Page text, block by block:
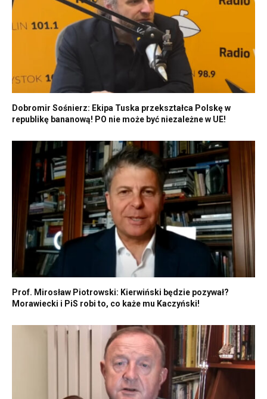
Dobromir Sośnierz: Ekipa Tuska przekształca Polskę w
republikę bananową! PO nie może być niezależne w UE!
Prof. Mirosław Piotrowski: Kierwiński będzie pozywał?
Morawiecki i PiS robi to, co każe mu Kaczyński!